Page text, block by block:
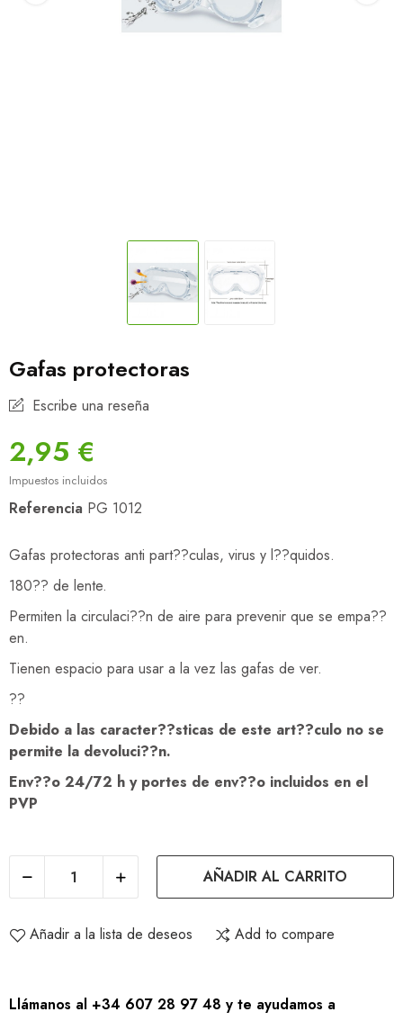
Gafas protectoras
Escribe una reseña
2,95 €
Impuestos incluidos
Referencia PG 1012
Gafas protectoras anti part??culas, virus y l??quidos.
180?? de lente.
Permiten la circulaci??n de aire para prevenir que se empa??
en.
Tienen espacio para usar a la vez las gafas de ver.
??
Debido a las caracter??sticas de este art??culo no se
permite la devoluci??n.
Env??o 24/72 h y portes de env??o incluidos en el
PVP
AÑADIR AL CARRITO
Añadir a la lista de deseos Add to compare
Llámanos al +34 607 28 97 48 y te ayudamos a